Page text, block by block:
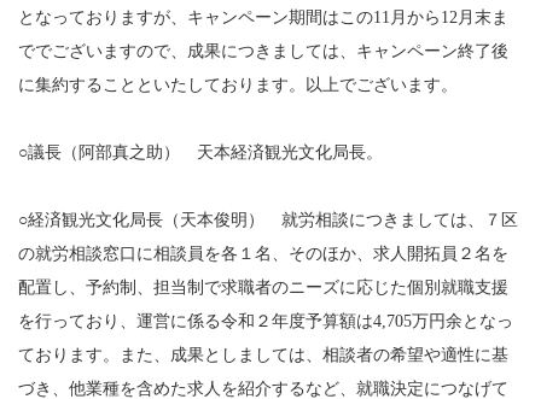
となっておりますが、キャンペーン期間はこの11月から12月末ま
ででございますので、成果につきましては、キャンペーン終了後
に集約することといたしております。以上でございます。
○議長（阿部真之助） 天本経済観光文化局長。
○経済観光文化局長（天本俊明） 就労相談につきましては、７区
の就労相談窓口に相談員を各１名、そのほか、求人開拓員２名を
配置し、予約制、担当制で求職者のニーズに応じた個別就職支援
を行っており、運営に係る令和２年度予算額は4,705万円余となっ
ております。また、成果としましては、相談者の希望や適性に基
づき、他業種を含めた求人を紹介するなど、就職決定につなげて